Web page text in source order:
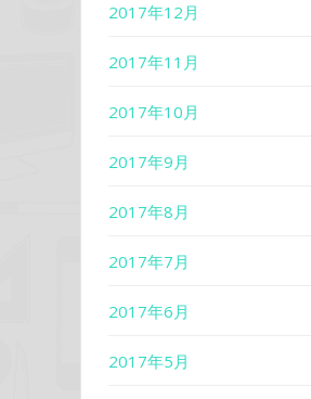
2017年12月
2017年11月
2017年10月
2017年9月
2017年8月
2017年7月
2017年6月
2017年5月